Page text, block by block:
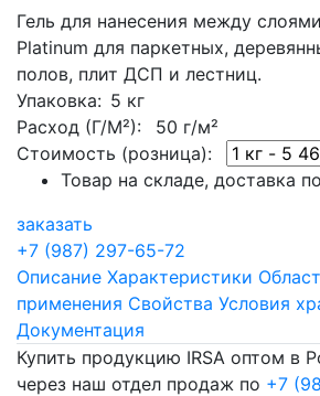
Гель для нанесения между
Platinum для паркетных,
полов, плит ДСП и леcтниц.
Упаковка: 5 кг
Расход (Г/М²): 50 г/м²
Стоимость (розница):
Товар на складе, доставка
заказать
+7 (987) 297-65-72
Описание Характеристики
применения Свойства Условия
Документация
Купить продукцию IRSA оптом в
через наш отдел продаж по +7